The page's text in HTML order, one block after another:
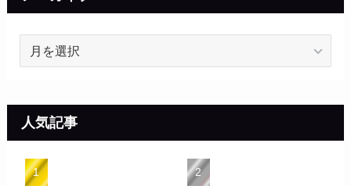
イ
ブ
人気記事